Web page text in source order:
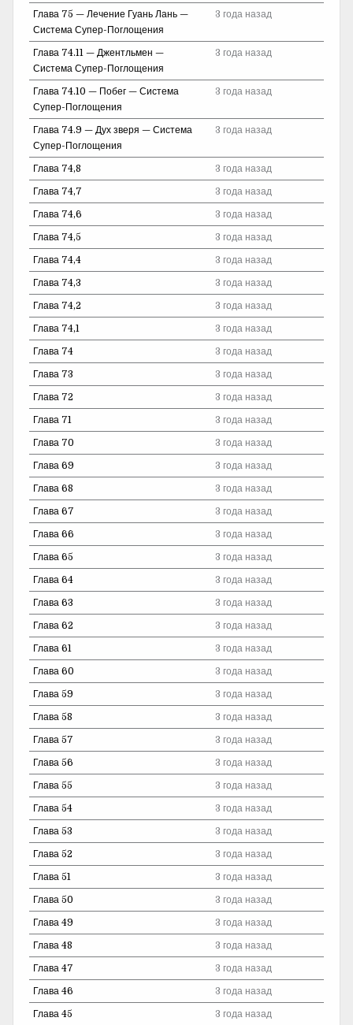
Глава 75 — Лечение Гуань Лань —
Система Супер-Поглощения
3 года назад
Глава 74.11 — Джентльмен —
Система Супер-Поглощения
3 года назад
Глава 74.10 — Побег — Система
Супер-Поглощения
3 года назад
Глава 74.9 — Дух зверя — Система
Супер-Поглощения
3 года назад
Глава 74,8 3 года назад
Глава 74,7 3 года назад
Глава 74,6 3 года назад
Глава 74,5 3 года назад
Глава 74,4 3 года назад
Глава 74,3 3 года назад
Глава 74,2 3 года назад
Глава 74,1 3 года назад
Глава 74 3 года назад
Глава 73 3 года назад
Глава 72 3 года назад
Глава 71 3 года назад
Глава 70 3 года назад
Глава 69 3 года назад
Глава 68 3 года назад
Глава 67 3 года назад
Глава 66 3 года назад
Глава 65 3 года назад
Глава 64 3 года назад
Глава 63 3 года назад
Глава 62 3 года назад
Глава 61 3 года назад
Глава 60 3 года назад
Глава 59 3 года назад
Глава 58 3 года назад
Глава 57 3 года назад
Глава 56 3 года назад
Глава 55 3 года назад
Глава 54 3 года назад
Глава 53 3 года назад
Глава 52 3 года назад
Глава 51 3 года назад
Глава 50 3 года назад
Глава 49 3 года назад
Глава 48 3 года назад
Глава 47 3 года назад
Глава 46 3 года назад
Глава 45 3 года назад